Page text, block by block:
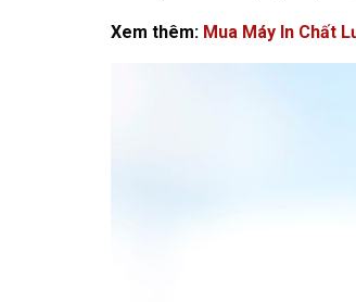
Xem thêm: Mua Máy In Chất